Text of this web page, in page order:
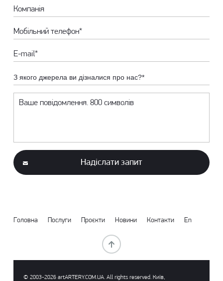
З якого джерела ви дізналися про нас?*
Надіслати запит
Головна Послуги Проєкти Новини Контакти En
© 2003-2026 аrtARTERY.COM.UA. All rights reserved. Київ,